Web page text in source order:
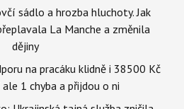
sádlo a hrozba hluchoty. Jak
La Manche a změnila
dějiny
na pracáku klidně i 38500 Kč
1 chyba a přijdou o ni